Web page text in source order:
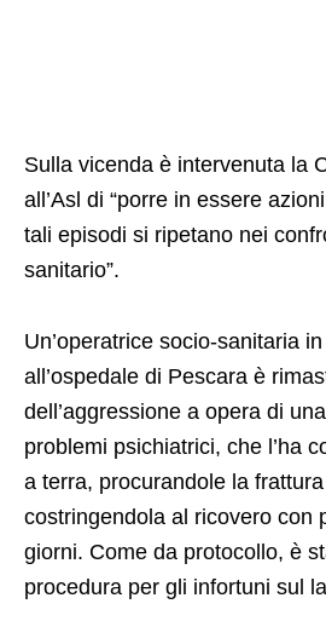
Sulla vicenda è intervenuta la
all’Asl di “porre in essere
tali episodi si ripetano nei
sanitario”.
Un’operatrice socio-sanitaria
all’ospedale di Pescara è
dell’aggressione a opera di
problemi psichiatrici, che l’ha
a terra, procurandole la
costringendola al ricovero con
giorni. Come da protocollo, è
procedura per gli infortuni sul